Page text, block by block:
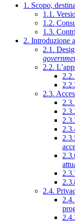
1. Scopo,
1.1.
1.2.
1.3.
2. Introduzione
2.1.
2.2.
2.3.
2.4.